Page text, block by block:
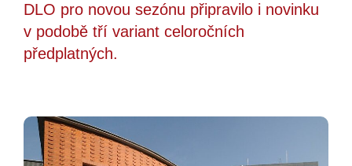
DLO pro novou sezónu připravilo i novinku
v podobě tří variant celoročních
předplatných.